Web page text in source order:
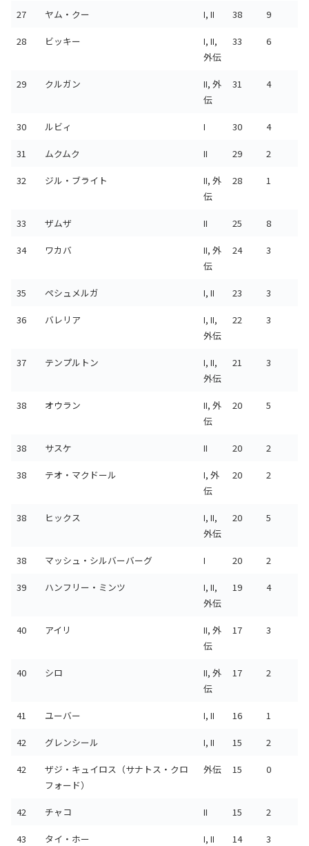
27 ヤム・クー I, II 38 9
28 ビッキー
I, II,
外伝
33 6
29 クルガン
II, 外
伝
31 4
30 ルビィ I 30 4
31 ムクムク II 29 2
32 ジル・ブライト
II, 外
伝
28 1
33 ザムザ II 25 8
34 ワカバ
II, 外
伝
24 3
35 ペシュメルガ I, II 23 3
36 バレリア
I, II,
外伝
22 3
37 テンプルトン
I, II,
外伝
21 3
38 オウラン
II, 外
伝
20 5
38 サスケ II 20 2
38 テオ・マクドール
I, 外
伝
20 2
38 ヒックス
I, II,
外伝
20 5
38 マッシュ・シルバーバーグ I 20 2
39 ハンフリー・ミンツ
I, II,
外伝
19 4
40 アイリ
II, 外
伝
17 3
40 シロ
II, 外
伝
17 2
41 ユーバー I, II 16 1
42 グレンシール I, II 15 2
42
ザジ・キュイロス（サナトス・クロ
フォード）
外伝 15 0
42 チャコ II 15 2
43 タイ・ホー I, II 14 3